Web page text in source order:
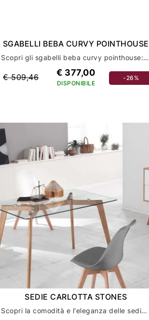
SGABELLI BEBA CURVY POINTHOUSE
Scopri gli sgabelli beba curvy pointhouse: arredamento casa e sedie di design unico
€ 509,46 € 377,00
DISPONIBILE
-26%
SEDIE CARLOTTA STONES
Scopri la comodità e l'eleganza delle sedie carlotta stones per il tuo arredamento casa